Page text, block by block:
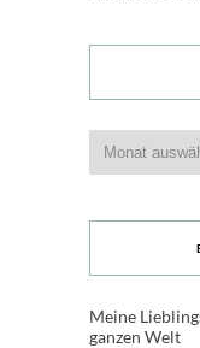
Meine
ganzen Welt